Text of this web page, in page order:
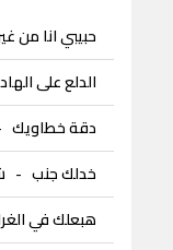
حبيبي انا من
الدلع على
دقة خطاويك
خدلك جنب-
هبعلك في